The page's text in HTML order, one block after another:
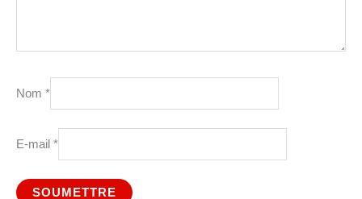
Nom *
E-mail *